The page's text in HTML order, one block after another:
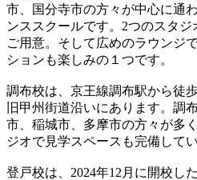
市、国分寺市の方々が中心に通
ンススクールです。2つのスタ
ご用意。そして広めのラウンジ
ションも楽しみの１つです。
調布校は、京王線調布駅から徒
旧甲州街道沿いにあります。調
市、稲城市、多摩市の方々が多
ジオで見学スペースも完備してい
登戸校は、2024年12月に開校し